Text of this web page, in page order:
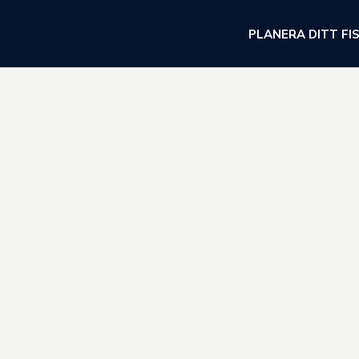
PLANERA DITT